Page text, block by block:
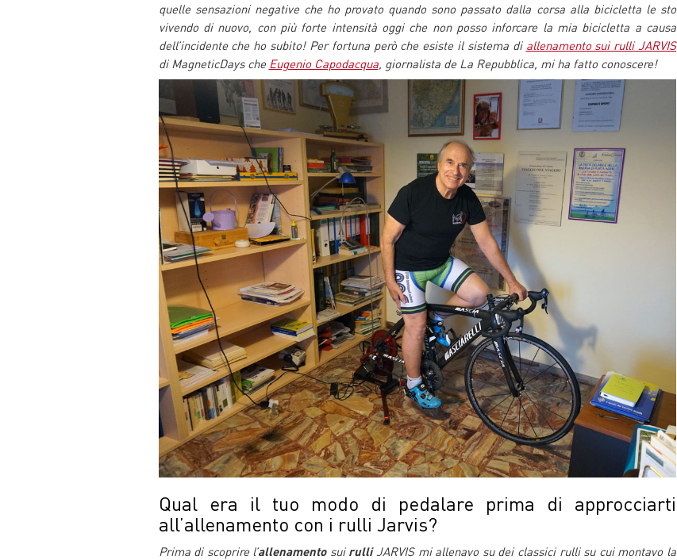
quelle sensazioni negative che ho provato quando sono passato dalla corsa alla bicicletta le sto
vivendo di nuovo, con più forte intensità oggi che non posso inforcare la mia bicicletta a causa
dell’incidente che ho subito! Per fortuna però che esiste il sistema di allenamento sui rulli JARVIS
di MagneticDays che Eugenio Capodacqua, giornalista de La Repubblica, mi ha fatto conoscere!
Qual era il tuo modo di pedalare prima di approcciarti
all’allenamento con i rulli Jarvis?
Prima di scoprire l’allenamentosui rulliJARVIS mi allenavo su dei classici rulli su cui montavo la